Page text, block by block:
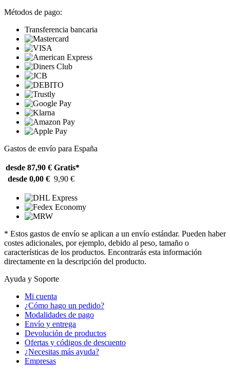
Métodos de pago:
Transferencia bancaria
Gastos de envío para España
desde 87,90 € Gratis*
desde 0,00 € 9,90 €
* Estos gastos de envío se aplican a un envío estándar. Pueden haber
costes adicionales, por ejemplo, debido al peso, tamaño o
características de los productos. Encontrarás esta información
directamente en la descripción del producto.
Ayuda y Soporte
Mi cuenta
¿Cómo hago un pedido?
Modalidades de pago
Envío y entrega
Devolución de productos
Ofertas y códigos de descuento
¿Necesitas más ayuda?
Empresas